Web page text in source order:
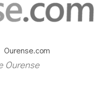
Ourense